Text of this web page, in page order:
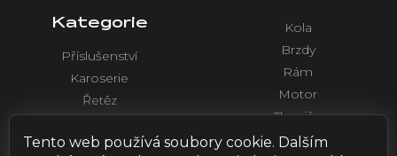
Tento web používá soubory cookie. Dalším
Kategorie
Příslušenství
Karoserie
Řetěz
Elektronika
Kola
Brzdy
Rám
Motor
Tlumiče
Řídítka a ovládaní